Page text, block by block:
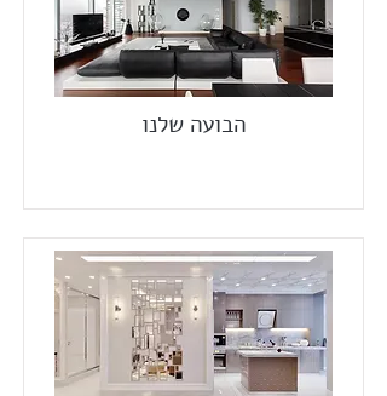
הבועה שלנו